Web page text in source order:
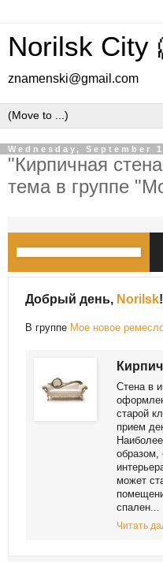
Norilsk City
znamenski@gmail.com
Wednesday, September
"Кирпичная
тема в группе
Добрый день, Norilsk!
В группе Мое новое
Стена в
старой
прием
может
спален...
Читать